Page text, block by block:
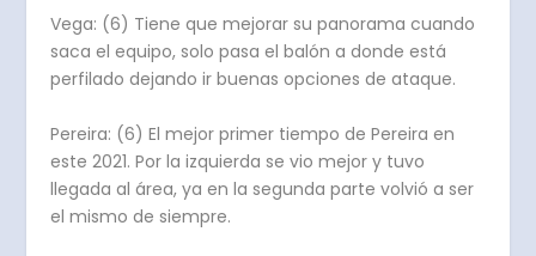
Vega: (6) Tiene que mejorar su panorama cuando
saca el equipo, solo pasa el balón a donde está
perfilado dejando ir buenas opciones de ataque.
Pereira: (6) El mejor primer tiempo de Pereira en
este 2021. Por la izquierda se vio mejor y tuvo
llegada al área, ya en la segunda parte volvió a ser
el mismo de siempre.